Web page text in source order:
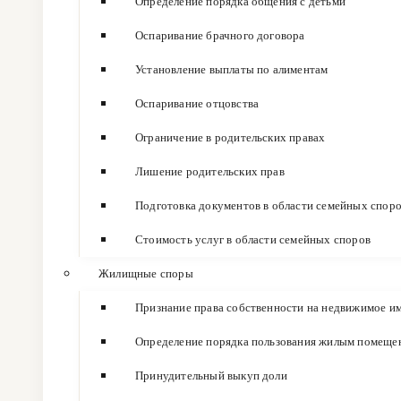
Оспаривание брачного договора
Установление выплаты по алиментам
Оспаривание отцовства
Ограничение в родительских правах
Лишение родительских прав
Подготовка документов в области семейных
Стоимость услуг в области семейных споров
Жилищные споры
Признание права собственности на недвижимое
Определение порядка пользования жилым
Принудительный выкуп доли